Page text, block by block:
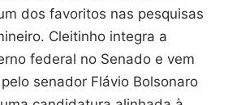
dos favoritos nas pesquisas
Cleitinho integra a
federal no Senado e vem
senador Flávio Bolsonaro